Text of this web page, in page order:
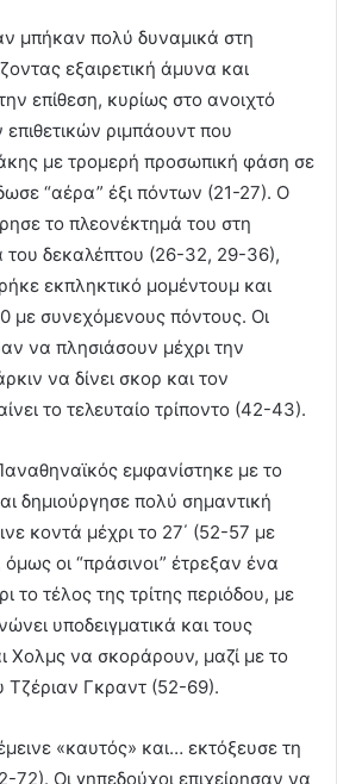
μπήκαν πολύ δυναμικά στη
εξαιρετική άμυνα και
επίθεση, κυρίως στο ανοιχτό
ριμπάουντ που
με τρομερή προσωπική φάση σε
“αέρα” έξι πόντων (21-27). Ο
το πλεονέκτημά του στη
του δεκαλέπτου (26-32, 29-36),
εκπληκτικό μομέντουμ και
με συνεχόμενους πόντους. Οι
να πλησιάσουν μέχρι την
να δίνει σκορ και τον
το τελευταίο τρίποντο (42-43).
εμφανίστηκε με το
δημιούργησε πολύ σημαντική
κοντά μέχρι το 27΄ (52-57 με
οι “πράσινοι” έτρεξαν ένα
το τέλος της τρίτης περιόδου, με
υποδειγματικά και τους
Χολμς να σκοράρουν, μαζί με το
Τζέριαν Γκραντ (52-69).
«καυτός» και… εκτόξευσε τη
72). Οι γηπεδούχοι επιχείρησαν να